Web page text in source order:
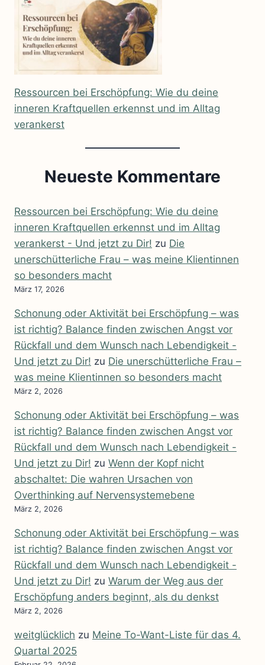
Ressourcen bei Erschöpfung: Wie du deine
inneren Kraftquellen erkennst und im Alltag
verankerst
Neueste Kommentare
Ressourcen bei Erschöpfung: Wie du deine
inneren Kraftquellen erkennst und im Alltag
verankerst - Und jetzt zu Dir! zu Die
unerschütterliche Frau – was meine Klientinnen
so besonders macht
März 17, 2026
Schonung oder Aktivität bei Erschöpfung – was
ist richtig? Balance finden zwischen Angst vor
Rückfall und dem Wunsch nach Lebendigkeit -
Und jetzt zu Dir! zu Die unerschütterliche Frau –
was meine Klientinnen so besonders macht
März 2, 2026
Schonung oder Aktivität bei Erschöpfung – was
ist richtig? Balance finden zwischen Angst vor
Rückfall und dem Wunsch nach Lebendigkeit -
Und jetzt zu Dir! zu Wenn der Kopf nicht
abschaltet: Die wahren Ursachen von
Overthinking auf Nervensystemebene
März 2, 2026
Schonung oder Aktivität bei Erschöpfung – was
ist richtig? Balance finden zwischen Angst vor
Rückfall und dem Wunsch nach Lebendigkeit -
Und jetzt zu Dir! zu Warum der Weg aus der
Erschöpfung anders beginnt, als du denkst
März 2, 2026
weitglücklich zu Meine To-Want-Liste für das 4.
Quartal 2025